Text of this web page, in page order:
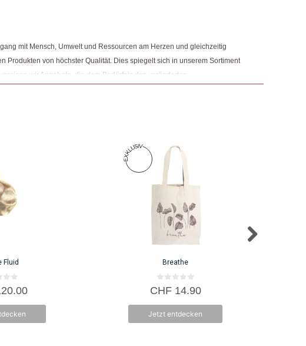
diesem Changemaker Kriterium entsprechen:
mit Mensch, Umwelt und Ressourcen am Herzen und gleichzeitig
Produkten von höchster Qualität. Dies spiegelt sich in unserem Sortiment
wir Angebote, die dem Bedürfnis des veränderten
Sinn und Nachhaltigkeit sowie der Modernisierung von Fair Trade und
Fluid Breathe
0
v
5
CHF14.90
Jetzt entdecken